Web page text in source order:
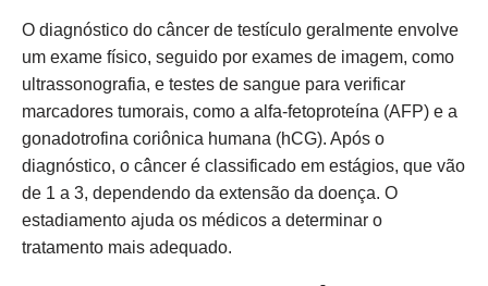
O diagnóstico do câncer de testículo geralmente envolve
um exame físico, seguido por exames de imagem, como
ultrassonografia, e testes de sangue para verificar
marcadores tumorais, como a alfa-fetoproteína (AFP) e a
gonadotrofina coriônica humana (hCG). Após o
diagnóstico, o câncer é classificado em estágios, que vão
de 1 a 3, dependendo da extensão da doença. O
estadiamento ajuda os médicos a determinar o
tratamento mais adequado.